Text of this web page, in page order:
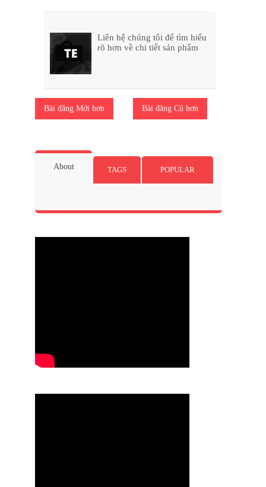
Liên hệ chúng tôi để tìm hiểu
rõ hơn về chi tiết sản phẩm
Bài đăng Mới hơn Bài đăng Cũ hơn
About TAGS POPULAR